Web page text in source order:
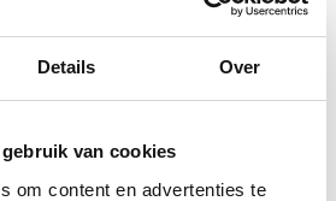
Details Over
van cookies
om content en advertenties te
met 2 functies